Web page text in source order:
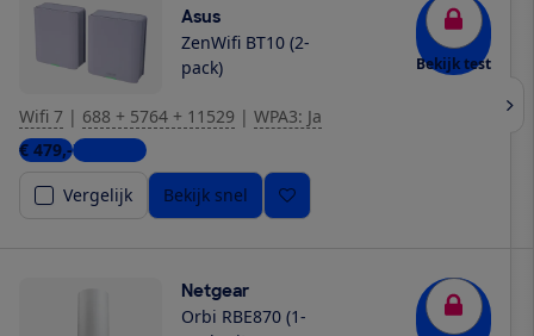
Asus
ZenWifi BT10 (2-
pack)
Bekijk test
Wifi 7 | 688 + 5764 + 11529 | WPA3: Ja
€ 479,-7 winkels
Vergelijk
Bekijk snel
Netgear
Orbi RBE870 (1-